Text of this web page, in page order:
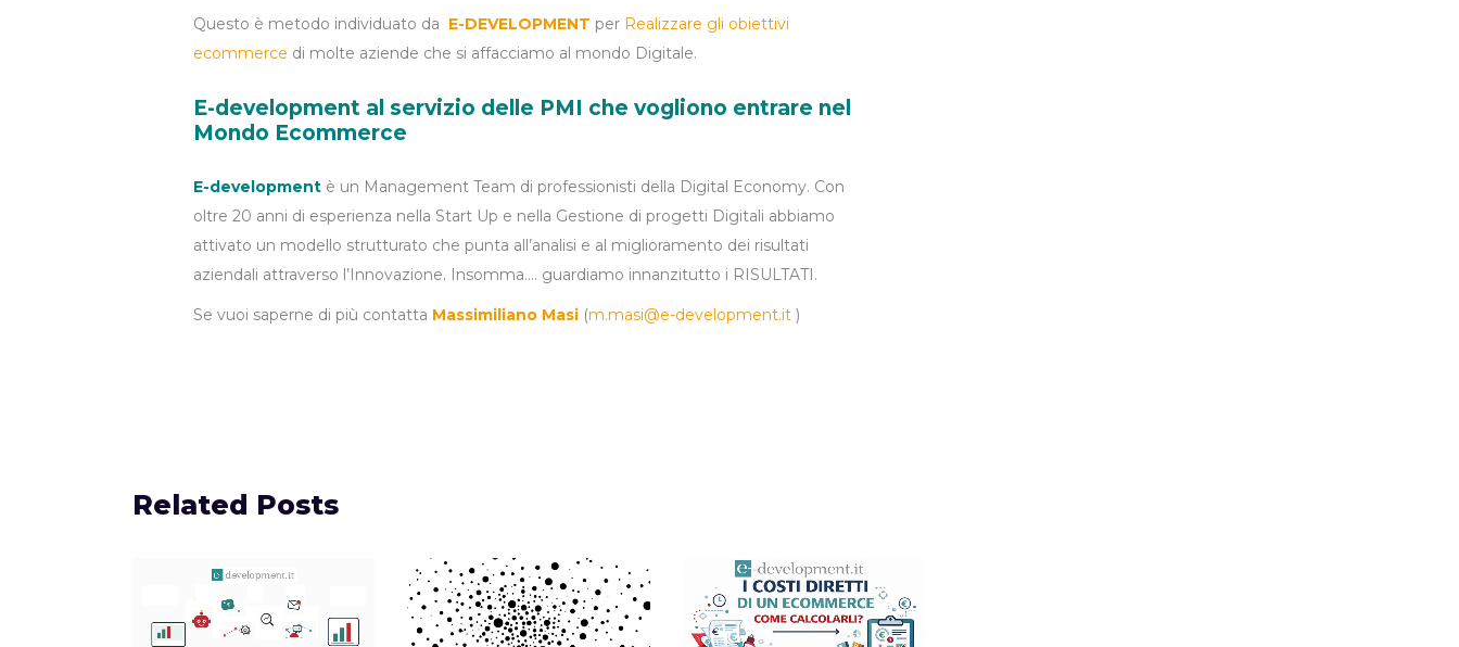
Questo è metodo individuato da E-DEVELOPMENT per Realizzare gli obiettivi
ecommerce di molte aziende che si affacciamo al mondo Digitale.
E-development al servizio delle PMI che vogliono entrare nel
Mondo Ecommerce
E-development è un Management Team di professionisti della Digital Economy. Con
oltre 20 anni di esperienza nella Start Up e nella Gestione di progetti Digitali abbiamo
attivato un modello strutturato che punta all’analisi e al miglioramento dei risultati
aziendali attraverso l’Innovazione. Insomma…. guardiamo innanzitutto i RISULTATI.
Se vuoi saperne di più contatta Massimiliano Masi (m.masi@e-development.it )
Related Posts